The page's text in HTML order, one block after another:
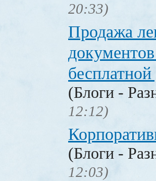
20:33)
Продажа
(Блоги -
12:12)
(Блоги -
12:03)